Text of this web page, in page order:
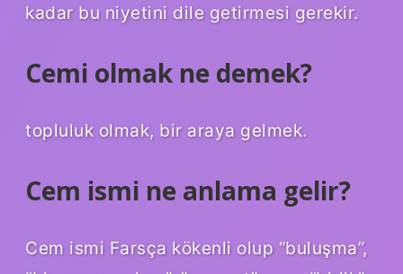
kadar bu niyetini dile getirmesi gerekir.
Cemi olmak ne demek?
topluluk olmak, bir araya gelmek.
Cem ismi ne anlama gelir?
Cem ismi Farsça kökenli olup “buluşma”,